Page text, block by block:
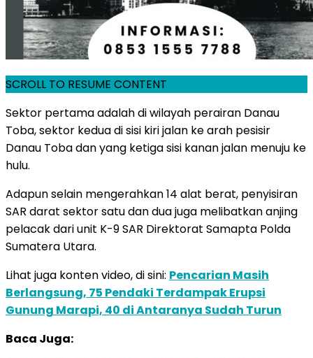
SCROLL TO RESUME CONTENT
Sektor pertama adalah di wilayah perairan Danau
Toba, sektor kedua di sisi kiri jalan ke arah pesisir
Danau Toba dan yang ketiga sisi kanan jalan menuju ke
hulu.
Adapun selain mengerahkan 14 alat berat, penyisiran
SAR darat sektor satu dan dua juga melibatkan anjing
pelacak dari unit K-9 SAR Direktorat Samapta Polda
Sumatera Utara.
Lihat juga konten video, di sini: Pencarian Masih
Berlangsung, 75 Pendaki Terdampak Erupsi
Gunung Marapi, 40 di Antaranya Sudah Turun
Baca Juga: